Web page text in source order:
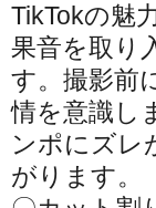
TikTokの魅
果音を取り
す。撮影前
情を意識し
ンポにズレ
がります。